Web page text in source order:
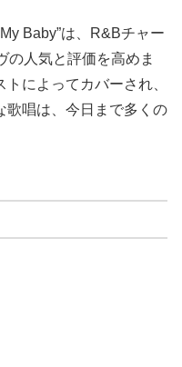
Baby”は、R&Bチャー
の人気と評価を高めま
によってカバーされ、
歌唱は、今日まで多くの